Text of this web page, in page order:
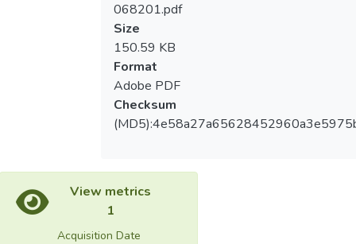
068201.pdf
Size
150.59 KB
Format
Adobe PDF
Checksum
View metrics
1
Acquisition Date